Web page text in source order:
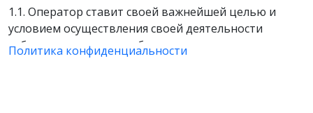
1.1. Оператор ставит своей важнейшей целью и
условием осуществления своей деятельности
соблюдение прав и свобод человека и гражданина
при обработке его персональных данных, в том
Политика конфиденциальности